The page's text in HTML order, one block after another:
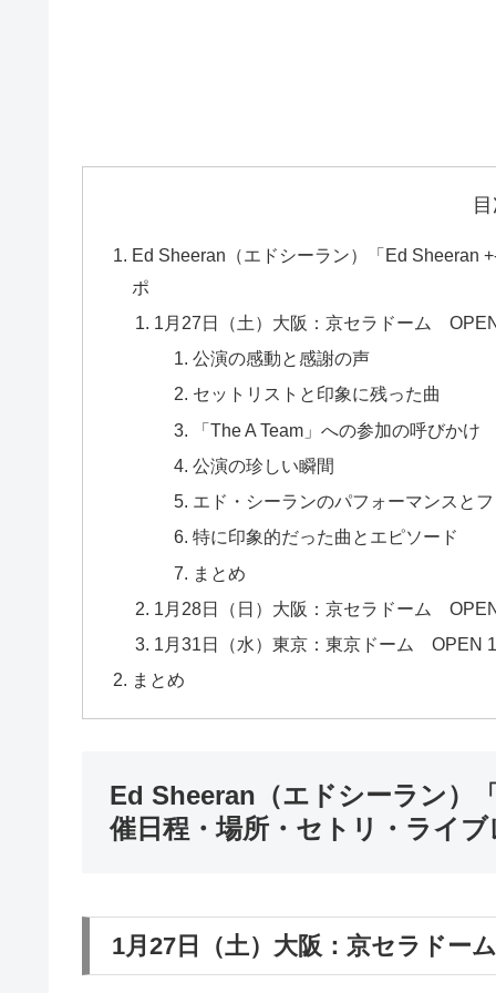
Ed Sheeran（エドシーラン）「Ed Sheeran
ポ
1月27日（土）大阪：京セラドーム
公演の感動と感謝の声
セットリストと印象に残った曲
「The A Team」への参加の呼びかけ
公演の珍しい瞬間
エド・シーランのパフォーマンスと
特に印象的だった曲とエピソード
まとめ
1月28日（日）大阪：京セラドーム
1月31日（水）東京：東京ドーム OPEN
まとめ
Ed Sheeran（エドシーラン）
催日程・場所・セトリ・ライブ
1月27日（土）大阪：京セラドー